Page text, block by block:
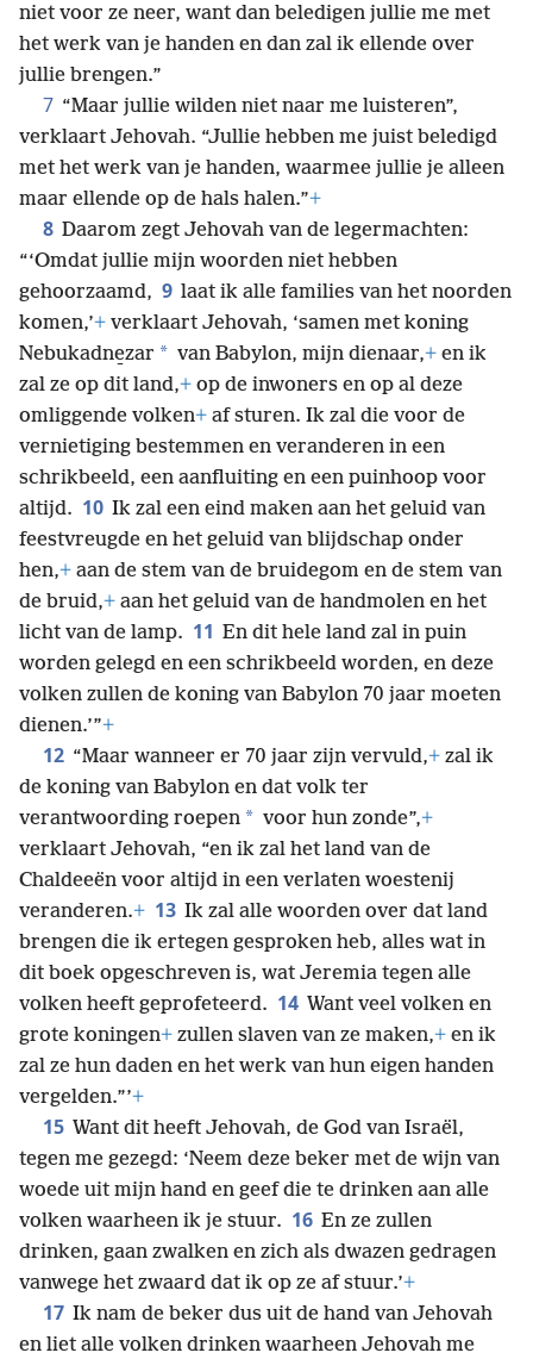
niet voor ze neer, want dan beledigen jullie me met
het werk van je handen en dan zal ik ellende over
jullie brengen.”
7 “Maar jullie wilden niet naar me luisteren”,
verklaart Jehovah. “Jullie hebben me juist beledigd
met het werk van je handen, waarmee jullie je alleen
maar ellende op de hals halen.”+
8 Daarom zegt Jehovah van de legermachten:
“‘Omdat jullie mijn woorden niet hebben
gehoorzaamd, 9 laat ik alle families van het noorden
komen,’+ verklaart Jehovah, ‘samen met koning
Nebukadne̱zar * van Babylon, mijn dienaar,+ en ik
zal ze op dit land,+ op de inwoners en op al deze
omliggende volken+ af sturen. Ik zal die voor de
vernietiging bestemmen en veranderen in een
schrikbeeld, een aanfluiting en een puinhoop voor
altijd. 10 Ik zal een eind maken aan het geluid van
feestvreugde en het geluid van blijdschap onder
hen,+ aan de stem van de bruidegom en de stem van
de bruid,+ aan het geluid van de handmolen en het
licht van de lamp. 11 En dit hele land zal in puin
worden gelegd en een schrikbeeld worden, en deze
volken zullen de koning van Babylon 70 jaar moeten
dienen.’”+
12 “Maar wanneer er 70 jaar zijn vervuld,+ zal ik
de koning van Babylon en dat volk ter
verantwoording roepen * voor hun zonde”,+
verklaart Jehovah, “en ik zal het land van de
Chaldeeën voor altijd in een verlaten woestenij
veranderen.+ 13 Ik zal alle woorden over dat land
brengen die ik ertegen gesproken heb, alles wat in
dit boek opgeschreven is, wat Jeremia tegen alle
volken heeft geprofeteerd. 14 Want veel volken en
grote koningen+ zullen slaven van ze maken,+ en ik
zal ze hun daden en het werk van hun eigen handen
vergelden.”’+
15 Want dit heeft Jehovah, de God van Israël,
tegen me gezegd: ‘Neem deze beker met de wijn van
woede uit mijn hand en geef die te drinken aan alle
volken waarheen ik je stuur. 16 En ze zullen
drinken, gaan zwalken en zich als dwazen gedragen
vanwege het zwaard dat ik op ze af stuur.’+
17 Ik nam de beker dus uit de hand van Jehovah
en liet alle volken drinken waarheen Jehovah me